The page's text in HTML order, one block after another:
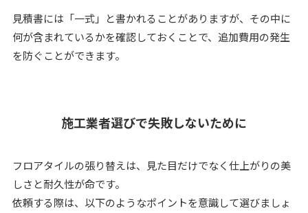
見積書には「一式」と書かれることがありますが、その中に
何が含まれているかを確認しておくことで、追加費用の発生
を防ぐことができます。
施工業者選びで失敗しないために
フロアタイルの張り替えは、見た目だけでなく仕上がりの美
しさと耐久性が命です。
依頼する際は、以下のようなポイントを意識して選びましょ